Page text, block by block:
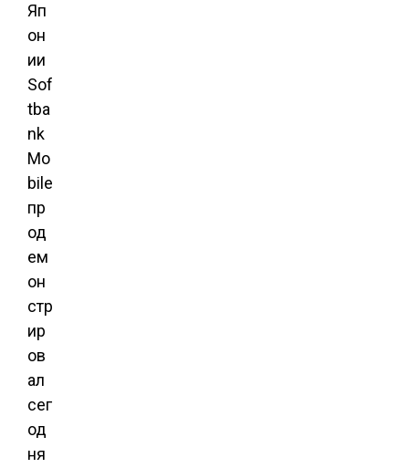
Яп
он
ии
Sof
tba
nk
Mo
bile
пр
од
ем
он
стр
ир
ов
ал
сег
од
ня